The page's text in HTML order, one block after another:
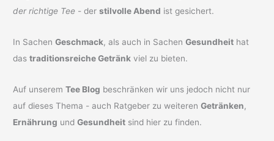
der richtige Tee - derstilvolle Abend ist gesichert.
In SachenGeschmack, als auch in SachenGesundheit hat
dastraditionsreiche Getränk viel zu bieten.
Auf unseremTee Blog beschränken wir uns jedoch nicht nur
auf dieses Thema - auch Ratgeber zu weiterenGetränken,
Ernährung undGesundheit sind hier zu finden.